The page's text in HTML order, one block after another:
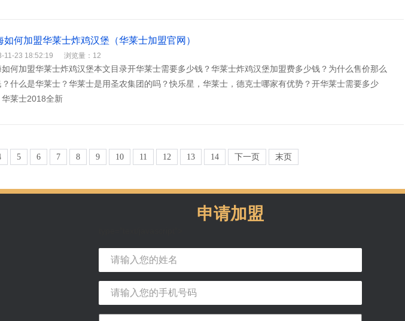
如何加盟华莱士炸鸡汉堡（华莱士加盟官网）
11-23 18:52:19 浏览量：12
如何加盟华莱士炸鸡汉堡本文目录开华莱士需要多少钱？华莱士炸鸡汉堡加盟费多少钱？为什么售价那么
？什么是华莱士？华莱士是用圣农集团的吗？快乐星，华莱士，德克士哪家有优势？开华莱士需要多少
华莱士2018全新
5 6 7 8 9 10 11 12 13 14 下一页 末页
申请加盟